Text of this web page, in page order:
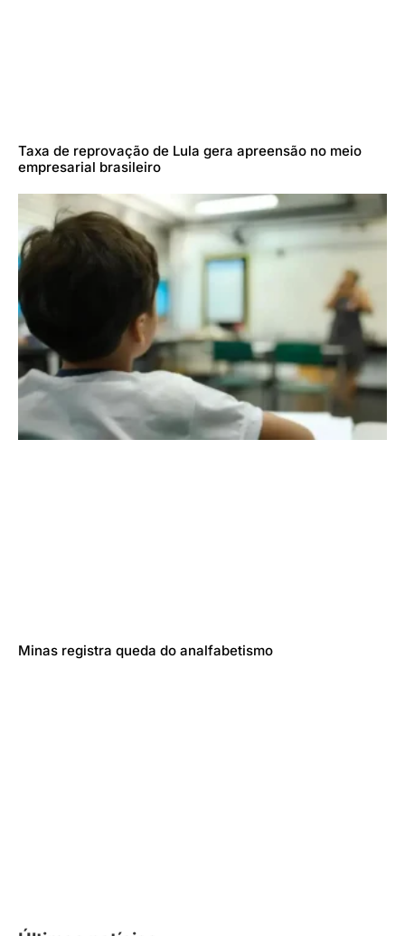
Taxa de reprovação de Lula gera apreensão no meio
empresarial brasileiro
Minas registra queda do analfabetismo